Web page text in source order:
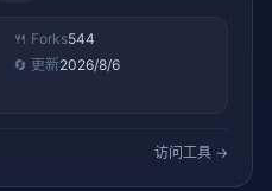
🍴 Forks544
🔄 更新2026/8/6
访问工具 →